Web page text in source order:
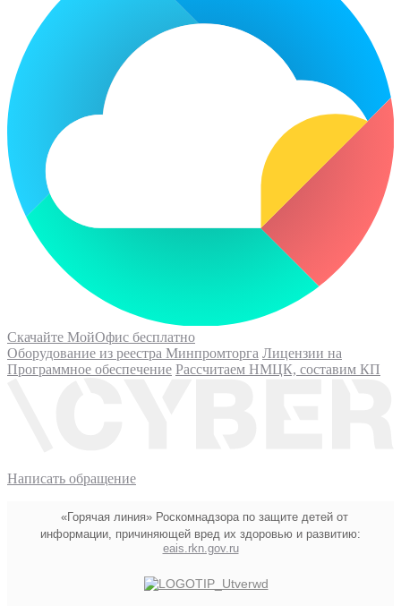
Скачайте МойОфис бесплатно
Оборудование из реестра Минпромторга Лицензии на
Программное обеспечение Рассчитаем НМЦК, составим КП
Написать обращение
«Горячая линия» Роскомнадзора по защите детей от
информации, причиняющей вред их здоровью и развитию:
eais.rkn.gov.ru